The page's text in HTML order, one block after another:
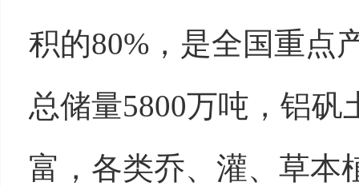
积的80% ，是全国重点
总储量5800万吨，铝矾
富，各类乔、灌、草本